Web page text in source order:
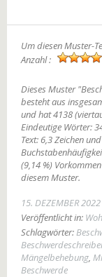
Um diesen Muster-
Anzahl :
Dieses Muster
besteht aus
und hat 4138
Eindeutige Wörter:
Text: 6,3 Zeichen
(9,14 %)
diesem Muster.
15. DEZEMBER 2022
Veröffentlicht in:
Schlagwörter:
Mängelbehebung,
Beschwerde